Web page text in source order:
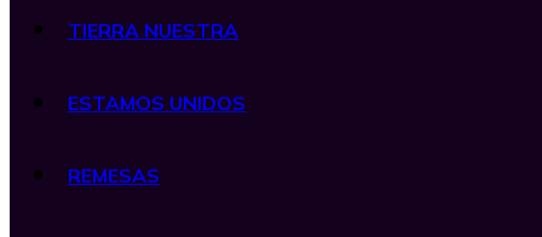
TIERRA NUESTRA
ESTAMOS UNIDOS
REMESAS